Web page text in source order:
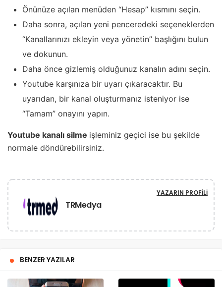
Önünüze açılan menüden “Hesap” kısmını seçin.
Daha sonra, açılan yeni penceredeki seçeneklerden
“Kanallarınızı ekleyin veya yönetin” başlığını bulun
ve dokunun.
Daha önce gizlemiş olduğunuz kanalın adını seçin.
Youtube karşınıza bir uyarı çıkaracaktır. Bu
uyarıdan, bir kanal oluşturmanız isteniyor ise
“Tamam” onayını yapın.
Youtube kanalı silme işleminiz geçici ise bu şekilde
normale döndürebilirsiniz.
TRMedya
YAZARIN PROFILI
BENZER YAZILAR